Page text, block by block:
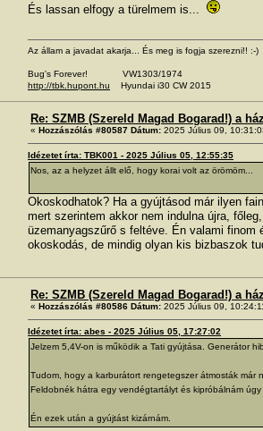
És lassan elfogy a türelmem is...
Az állam a javadat akarja... És meg is fogja szerezni!! :-)
Bug's Forever! VW1303/1974
http://tbk.hupont.hu Hyundai i30 CW 2015
Re: SZMB (Szereld Magad Bogarad!) a
« Hozzászólás #80587 Dátum: 2025 Július 09,
Idézetet írta: TBK001 - 2025 Július 05, 12:55:35
Nos, az a helyzet állt elő, hogy korai volt az örömöm...
Okoskodhatok? Ha a gyújtásod már ilyen
mert szerintem akkor nem indulna újra,
üzemanyagszűrő s feltéve. Én valami finom
okoskodás, de mindig olyan kis bizbaszok
Re: SZMB (Szereld Magad Bogarad!) a
« Hozzászólás #80586 Dátum: 2025 Július 09,
Idézetet írta: abes - 2025 Július 05, 17:27:02
Jelzem 5,4V-on is működik a Tati gyújtása. Generátor
Tudom, hogy a karburátort rengetegszer átmosták már
Feldobnék hátra egy vendégtartályt és kipróbálnám
Én ezek után a gyújtást kizárnám.